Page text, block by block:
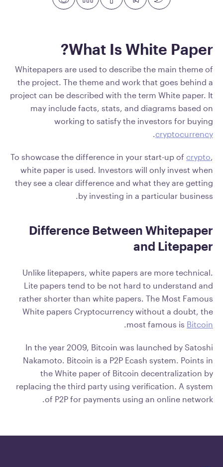
What Is White Paper?
Whitepapers are used to describe the main theme of
the project. The theme and work that goes behind a
project can be described with the term White paper. It
may include facts, stats, and diagrams based on
working to satisfy the investors for buying
cryptocurrency
.
To showcase the difference in your start-up of crypto,
white paper is used. Investors will only invest when
they see a clear difference and what they are getting
by investing in a particular business.
Difference Between Whitepaper
and Litepaper
Unlike litepapers, white papers are more technical.
Lite papers tend to be not hard to understand and
rather shorter than white papers. The Most Famous
White papers Cryptocurrency without a doubt, the
most famous is Bitcoin
.
In the year 2009, Bitcoin was launched by Satoshi
Nakamoto. Bitcoin is a P2P Ecash system. Points in
the White paper of Bitcoin decentralization by
replacing the third party using verification. A system
of P2P for payments using an online network.